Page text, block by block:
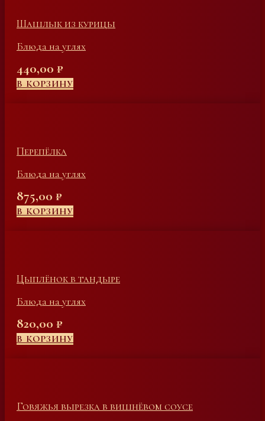
Шашлык из курицы
Блюда на углях
440,00 ₽
В КОРЗИНУ
Перепёлка
Блюда на углях
875,00 ₽
В КОРЗИНУ
Цыплёнок в тандыре
Блюда на углях
820,00 ₽
В КОРЗИНУ
Говяжья вырезка в вишнёвом соусе